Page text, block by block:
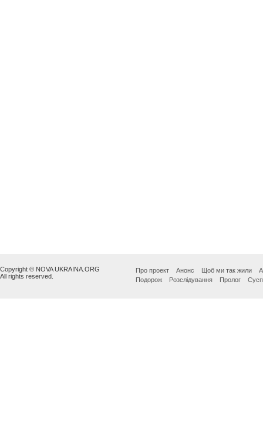
Copyright © NOVA UKRAINA.ORG
All rights reserved.
Про проект Анонс Щоб ми так жили
Подорож
Розслідування Пролог